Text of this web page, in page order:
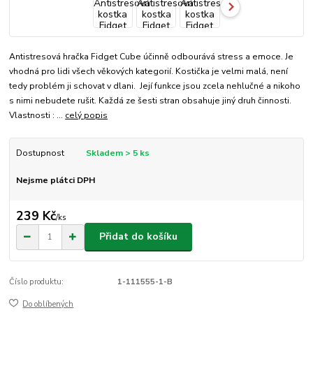
Antistresová hračka Fidget Cube účinně odbourává stress a emoce. Je
vhodná pro lidi všech věkových kategorií. Kostička je velmi malá, není
tedy problém ji schovat v dlani. Její funkce jsou zcela nehlučné a nikoho
s nimi nebudete rušit. Každá ze šesti stran obsahuje jiný druh činnosti.
Vlastnosti : ... celý popis
Dostupnost Skladem > 5 ks
Nejsme plátci DPH
239 Kč/ks
Přidat do košíku
Číslo produktu: 1-111555-1-B
Do oblíbených